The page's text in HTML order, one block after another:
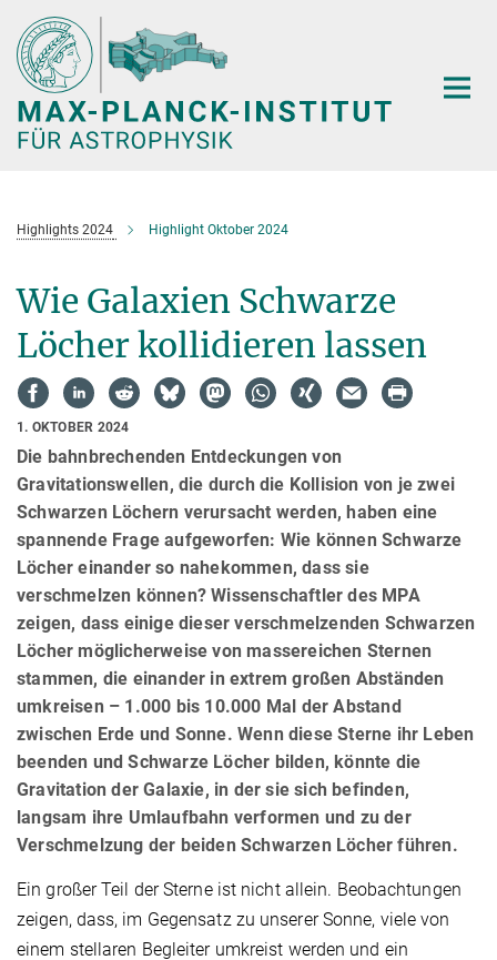
Hauptinhalt
Highlights 2024 Highlight Oktober 2024
Wie Galaxien Schwarze
Löcher kollidieren lassen
1. OKTOBER 2024
Die bahnbrechenden Entdeckungen von
Gravitationswellen, die durch die Kollision von je zwei
Schwarzen Löchern verursacht werden, haben eine
spannende Frage aufgeworfen: Wie können Schwarze
Löcher einander so nahekommen, dass sie
verschmelzen können? Wissenschaftler des MPA
zeigen, dass einige dieser verschmelzenden Schwarzen
Löcher möglicherweise von massereichen Sternen
stammen, die einander in extrem großen Abständen
umkreisen – 1.000 bis 10.000 Mal der Abstand
zwischen Erde und Sonne. Wenn diese Sterne ihr Leben
beenden und Schwarze Löcher bilden, könnte die
Gravitation der Galaxie, in der sie sich befinden,
langsam ihre Umlaufbahn verformen und zu der
Verschmelzung der beiden Schwarzen Löcher führen.
Ein großer Teil der Sterne ist nicht allein. Beobachtungen
zeigen, dass, im Gegensatz zu unserer Sonne, viele von
einem stellaren Begleiter umkreist werden und ein